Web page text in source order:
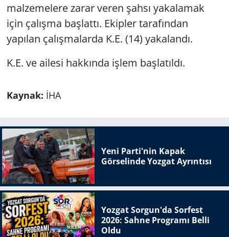
malzemelere zarar veren şahsı yakalamak
için çalışma başlattı. Ekipler tarafından
yapılan çalışmalarda K.E. (14) yakalandı.
K.E. ve ailesi hakkında işlem başlatıldı.
Kaynak: İHA
Yeni Parti'nin Kapak
Görselinde Yozgat Ayrıntısı
Yozgat Sorgun'da Sorfest
2026: Sahne Programı Belli
Oldu